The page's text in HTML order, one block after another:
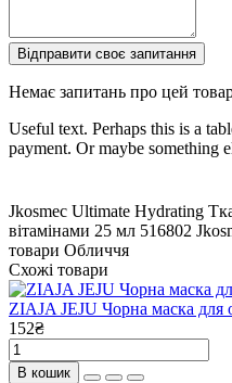
Відправити своє запитання
Немає запитань про цей
Useful text. Perhaps this is a
payment. Or maybe something
Jkosmec Ultimate Hydrating
вітамінами 25 мл 516802
товари Обличчя
Схожі товари
ZIAJA JEJU Чорна маска для
152₴
В кошик